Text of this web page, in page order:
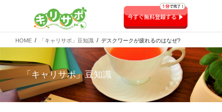
HOME 「キャリサポ」豆知識 デスクワークが疲れるのはなぜ?
「キャリサポ」豆知識